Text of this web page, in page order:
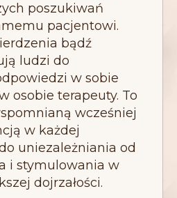
poszukiwań
pacjentowi.
bądź
ludzi do
w sobie
osobie terapeuty. To
wcześniej
w każdej
uniezależniania od
i stymulowania w
dojrzałości.